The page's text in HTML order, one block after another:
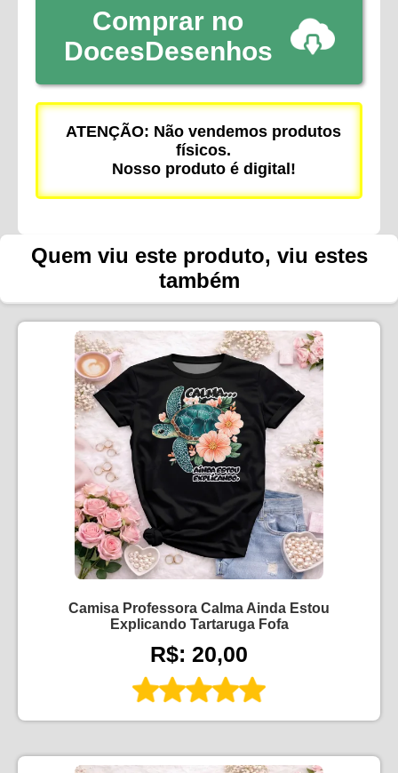
Comprar no
DocesDesenhos
ATENÇÃO: Não vendemos produtos
físicos.
Nosso produto é digital!
Quem viu este produto, viu estes
também
Camisa Professora Calma Ainda Estou
Explicando Tartaruga Fofa
R$: 20,00